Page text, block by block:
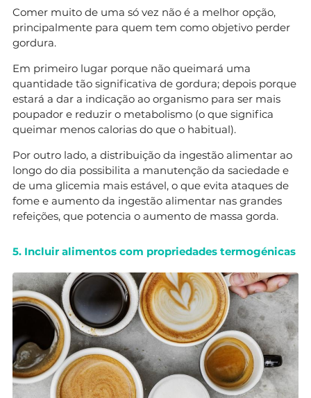
Comer muito de uma só vez não é a melhor opção,
principalmente para quem tem como objetivo perder
gordura.
Em primeiro lugar porque não queimará uma
quantidade tão significativa de gordura; depois porque
estará a dar a indicação ao organismo para ser mais
poupador e reduzir o metabolismo (o que significa
queimar menos calorias do que o habitual).
Por outro lado, a distribuição da ingestão alimentar ao
longo do dia possibilita a manutenção da saciedade e
de uma glicemia mais estável, o que evita ataques de
fome e aumento da ingestão alimentar nas grandes
refeições, que potencia o aumento de massa gorda.
5. Incluir alimentos com propriedades termogénicas